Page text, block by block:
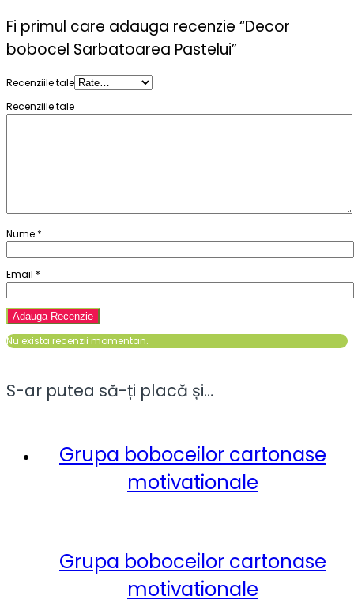
Fi primul care adauga recenzie “Decor
bobocel Sarbatoarea Pastelui”
Recenziile tale
Recenziile tale
Nume *
Email *
Nu exista recenzii momentan.
S-ar putea să-ți placă și…
Grupa boboceilor cartonase
motivationale
Grupa boboceilor cartonase
motivationale